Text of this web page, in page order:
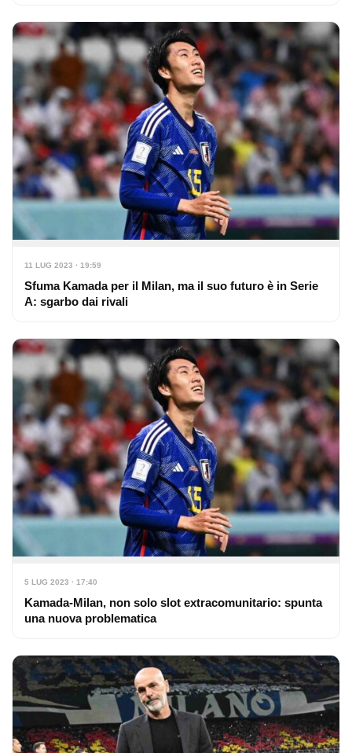
11 LUG 2023 · 19:59
Sfuma Kamada per il Milan, ma il suo futuro è in Serie
A: sgarbo dai rivali
5 LUG 2023 · 17:40
Kamada-Milan, non solo slot extracomunitario: spunta
una nuova problematica